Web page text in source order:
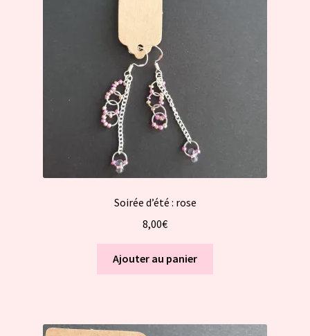
Soirée d’été : rose
8,00€
Ajouter au panier